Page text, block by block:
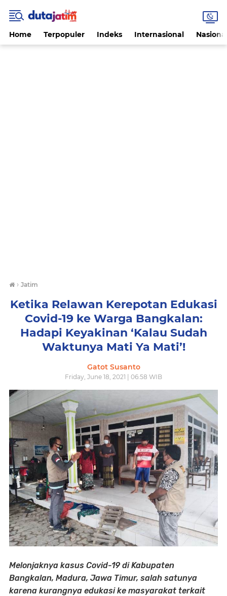
Home Terpopuler Indeks Internasional
› Jatim
Ketika Relawan Kerepotan Edukasi
Covid-19 ke Warga Bangkalan:
Hadapi Keyakinan ‘Kalau Sudah
Waktunya Mati Ya Mati’!
Gatot Susanto
Friday, June 18, 2021 | 06:58 WIB
Melonjaknya kasus Covid-19 di Kabupaten
Bangkalan, Madura, Jawa Timur, salah satunya
karena kurangnya edukasi ke masyarakat terkait